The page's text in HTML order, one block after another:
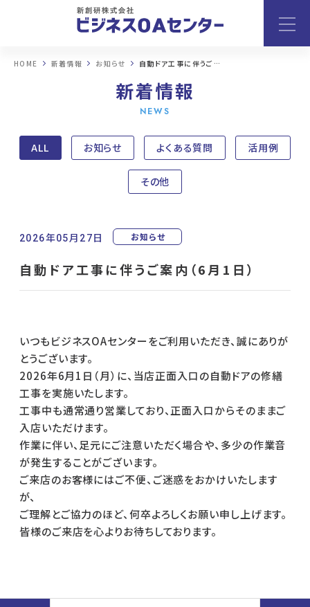
HOME 新着情報 お知らせ 自動ドア工事に伴うご案内（6月1日）
新着情報
NEWS
ALL お知らせ よくある質問 活用例
その他
2026年05月27日 お知らせ
自動ドア工事に伴うご案内（6月1日）
いつもビジネスOAセンターをご利用いただき、誠にありが
とうございます。
2026年6月1日（月）に、当店正面入口の自動ドアの修繕
工事を実施いたします。
工事中も通常通り営業しており、正面入口からそのままご
入店いただけます。
作業に伴い、足元にご注意いただく場合や、多少の作業音
が発生することがございます。
ご来店のお客様にはご不便、ご迷惑をおかけいたします
が、
ご理解とご協力のほど、何卒よろしくお願い申し上げます。
皆様のご来店を心よりお待ちしております。